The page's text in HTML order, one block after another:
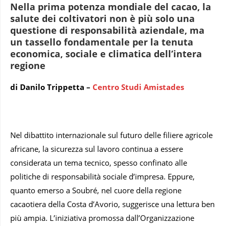
Nella prima potenza mondiale del cacao, la
salute dei coltivatori non è più solo una
questione di responsabilità aziendale, ma
un tassello fondamentale per la tenuta
economica, sociale e climatica dell’intera
regione
di Danilo Trippetta – Centro Studi Amistades
Nel dibattito internazionale sul futuro delle filiere agricole
africane, la sicurezza sul lavoro continua a essere
considerata un tema tecnico, spesso confinato alle
politiche di responsabilità sociale d’impresa. Eppure,
quanto emerso a Soubré, nel cuore della regione
cacaotiera della Costa d’Avorio, suggerisce una lettura ben
più ampia. L’iniziativa promossa dall’Organizzazione